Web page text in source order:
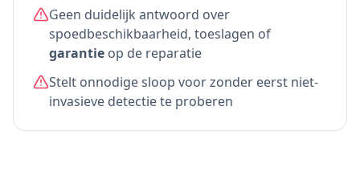
Geen duidelijk antwoord over
spoedbeschikbaarheid, toeslagen of
garantie op de reparatie
Stelt onnodige sloop voor zonder eerst niet-
invasieve detectie te proberen